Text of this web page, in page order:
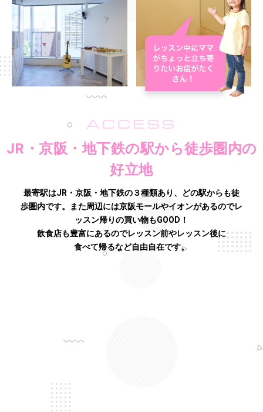
ACCESS
JR・京阪・地下鉄の駅から徒歩圏内の
好立地
最寄駅はJR・京阪・地下鉄の３種類あり、どの駅からも徒
歩圏内です。また周辺には京阪モールやイオンがあるのでレ
ッスン帰りの買い物もGOOD！
飲食店も豊富にあるのでレッスン前やレッスン後に
食べて帰るなど自由自在です。